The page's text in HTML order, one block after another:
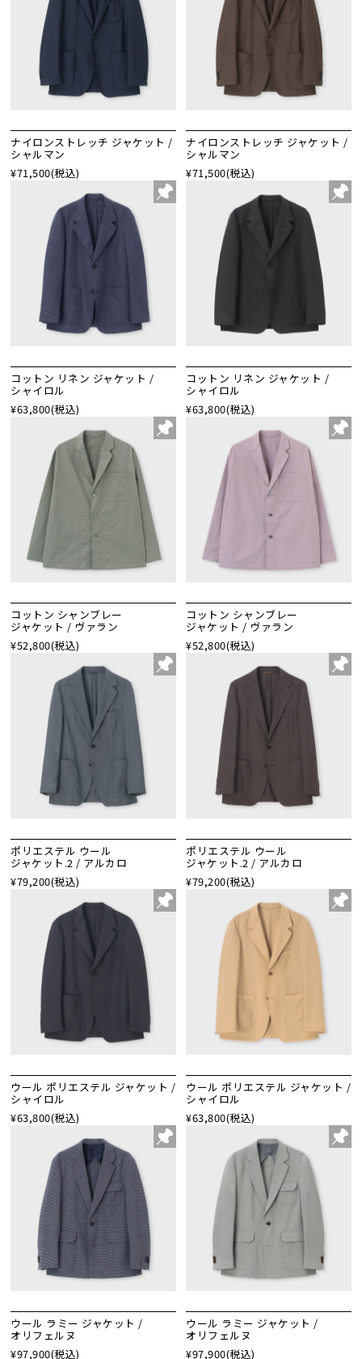
ナイロンストレッチ ジャケット /
シャルマン
¥71,500(税込)
ナイロンストレッチ ジャケット /
シャルマン
¥71,500(税込)
コットン リネン ジャケット /
シャイロル
¥63,800(税込)
コットン リネン ジャケット /
シャイロル
¥63,800(税込)
コットン シャンブレー
ジャケット / ヴァラン
¥52,800(税込)
コットン シャンブレー
ジャケット / ヴァラン
¥52,800(税込)
ポリエステル ウール
ジャケット.2 / アルカロ
¥79,200(税込)
ポリエステル ウール
ジャケット.2 / アルカロ
¥79,200(税込)
ウール ポリエステル ジャケット /
シャイロル
¥63,800(税込)
ウール ポリエステル ジャケット /
シャイロル
¥63,800(税込)
ウール ラミー ジャケット /
オリフェルヌ
¥97,900(税込)
ウール ラミー ジャケット /
オリフェルヌ
¥97,900(税込)